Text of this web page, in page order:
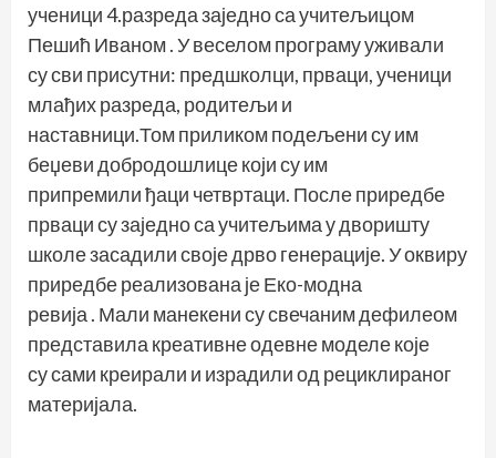
ученици 4.разреда заједно са учитељицом
Пешић Иваном . У веселом програму уживали
су сви присутни: предшколци, прваци, ученици
млађих разреда, родитељи и
наставници.Том приликом подељени су им
беџеви добродошлице који су им
припремили ђаци четвртаци. После приредбе
прваци су заједно са учитељима у дворишту
школе засадили своје дрво генерације. У оквиру
приредбе реализована је Еко-модна
ревија . Мали манекени су свечаним дефилеом
представила креативне одевне моделе које
су сами креирали и израдили од рециклираног
материјала.